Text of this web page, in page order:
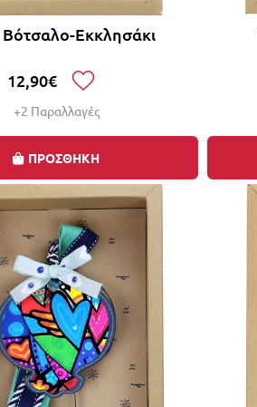
Βότσαλο-Εκκλησάκι
12,90€
+2 Παραλλαγές
ΠΡΟΣΘΗΚΗ